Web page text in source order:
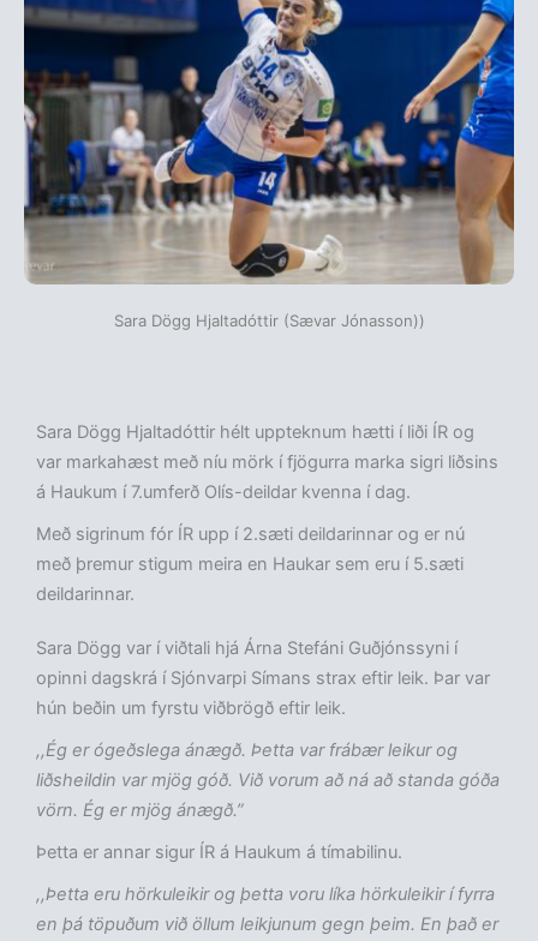
Sara Dögg Hjaltadóttir (Sævar Jónasson))
Sara Dögg Hjaltadóttir hélt uppteknum hætti í liði ÍR og
var markahæst með níu mörk í fjögurra marka sigri liðsins
á Haukum í 7.umferð Olís-deildar kvenna í dag.
Með sigrinum fór ÍR upp í 2.sæti deildarinnar og er nú
með þremur stigum meira en Haukar sem eru í 5.sæti
deildarinnar.
Sara Dögg var í viðtali hjá Árna Stefáni Guðjónssyni í
opinni dagskrá í Sjónvarpi Símans strax eftir leik. Þar var
hún beðin um fyrstu viðbrögð eftir leik.
,,Ég er ógeðslega ánægð. Þetta var frábær leikur og
liðsheildin var mjög góð. Við vorum að ná að standa góða
vörn. Ég er mjög ánægð.”
Þetta er annar sigur ÍR á Haukum á tímabilinu.
,,Þetta eru hörkuleikir og þetta voru líka hörkuleikir í fyrra
en þá töpuðum við öllum leikjunum gegn þeim. En það er